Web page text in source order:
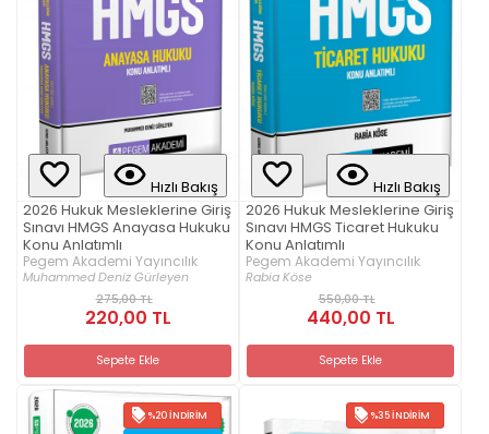
Hızlı Bakış
2026 Hukuk Mesleklerine Giriş
Sınavı HMGS Anayasa Hukuku
Konu Anlatımlı
Pegem Akademi Yayıncılık
Muhammed Deniz Gürleyen
275,00 TL
220,00 TL
Sepete Ekle
Hızlı Bakış
2026 Hukuk Mesleklerine Giriş
Sınavı HMGS Ticaret Hukuku
Konu Anlatımlı
Pegem Akademi Yayıncılık
Rabia Köse
550,00 TL
440,00 TL
Sepete Ekle
%20 İNDIRIM
%35 İNDIRIM